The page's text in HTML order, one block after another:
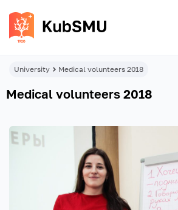
University Medical volunteers 2018
Medical volunteers 2018